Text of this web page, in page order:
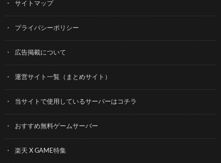
サイトマップ
プライバシーポリシー
広告掲載について
運営サイト一覧（まとめサイト）
当サイトで使用しているサーバーはコチラ
おすすめ無料ゲームサーバー
楽天 X GAME特集